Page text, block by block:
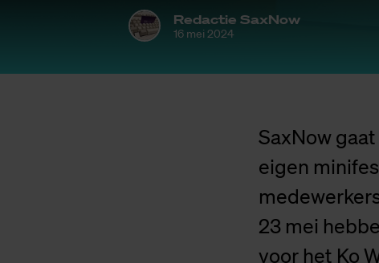
Redactie SaxNow
16 mei 2024
SaxNow
eigen
23 mei
voor het Ko